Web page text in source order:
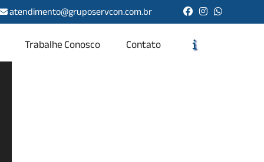
atendimento@gruposervcon.com.br
Trabalhe Conosco Contato